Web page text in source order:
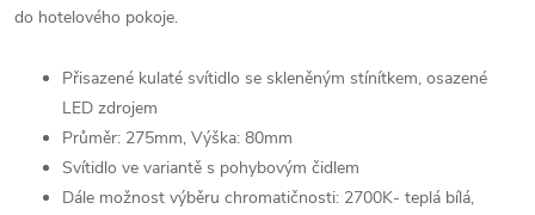
do hotelového pokoje.
Přisazené kulaté svítidlo se skleněným stínítkem, osazené
LED zdrojem
Průměr: 275mm, Výška: 80mm
Svítidlo ve variantě s pohybovým čidlem
Dále možnost výběru chromatičnosti: 2700K- teplá bílá,